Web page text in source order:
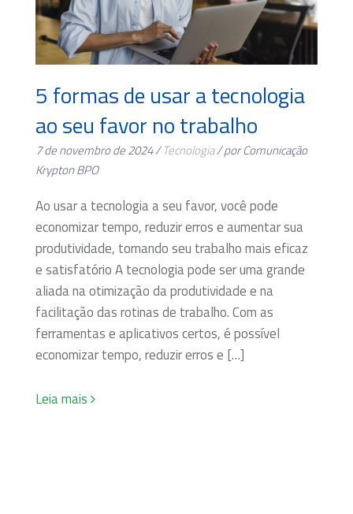
5 formas de usar a tecnologia
ao seu favor no trabalho
7 de novembro de 2024 /Tecnologia/ por Comunicação
Krypton BPO
Ao usar a tecnologia a seu favor, você pode
economizar tempo, reduzir erros e aumentar sua
produtividade, tornando seu trabalho mais eficaz
e satisfatório A tecnologia pode ser uma grande
aliada na otimização da produtividade e na
facilitação das rotinas de trabalho. Com as
ferramentas e aplicativos certos, é possível
economizar tempo, reduzir erros e […]
Leia mais